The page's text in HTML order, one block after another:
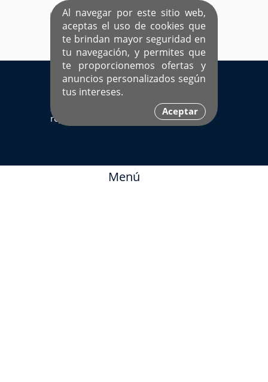
Al navegar por este sitio web,
aceptas el uso de cookies que
te brindan mayor seguridad en
tu navegación, y permites que
te proporcionemos ofertas y
anuncios personalizados según
tus intereses.
Aceptar
EL ÚNICO SITIO DEDICADO A SOLTEROS
HISPANOS COMO TÚ
Ingresa aquí
Sí ya estás
registrado
Menú